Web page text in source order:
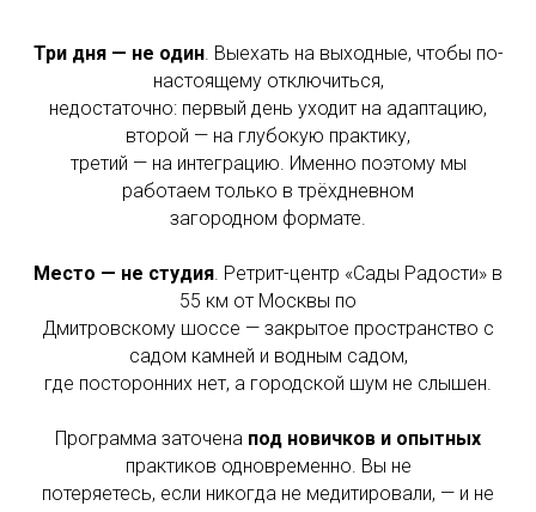
Три дня — не один. Выехать на выходные, чтобы по-
настоящему отключиться,
недостаточно: первый день уходит на адаптацию,
второй — на глубокую практику,
третий — на интеграцию. Именно поэтому мы
работаем только в трёхдневном
загородном формате.
Место — не студия. Ретрит-центр «Сады Радости» в
55 км от Москвы по
Дмитровскому шоссе — закрытое пространство с
садом камней и водным садом,
где посторонних нет, а городской шум не слышен.
Программа заточена под новичков и опытных
практиков одновременно. Вы не
потеряетесь, если никогда не медитировали, — и не